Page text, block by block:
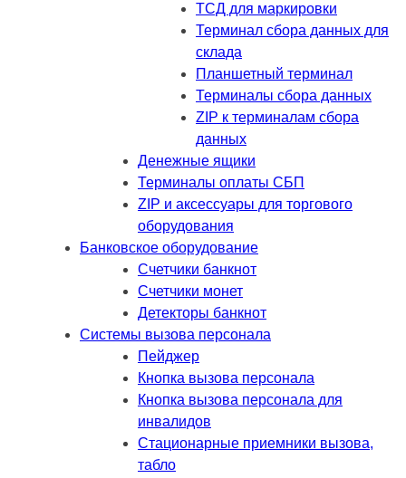
ТСД для маркировки
Терминал сбора данных для
склада
Планшетный терминал
Терминалы сбора данных
ZIP к терминалам сбора
данных
Денежные ящики
Терминалы оплаты СБП
ZIP и аксессуары для торгового
оборудования
Банковское оборудование
Счетчики банкнот
Счетчики монет
Детекторы банкнот
Системы вызова персонала
Пейджер
Кнопка вызова персонала
Кнопка вызова персонала для
инвалидов
Стационарные приемники вызова,
табло